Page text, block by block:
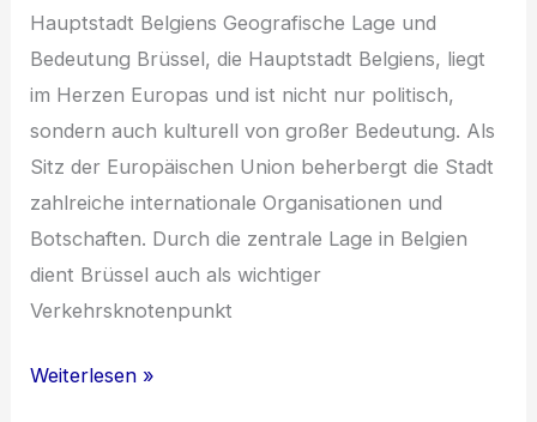
Hauptstadt Belgiens Geografische Lage und
Bedeutung Brüssel, die Hauptstadt Belgiens, liegt
im Herzen Europas und ist nicht nur politisch,
sondern auch kulturell von großer Bedeutung. Als
Sitz der Europäischen Union beherbergt die Stadt
zahlreiche internationale Organisationen und
Botschaften. Durch die zentrale Lage in Belgien
dient Brüssel auch als wichtiger
Verkehrsknotenpunkt
Entdecke
Weiterlesen »